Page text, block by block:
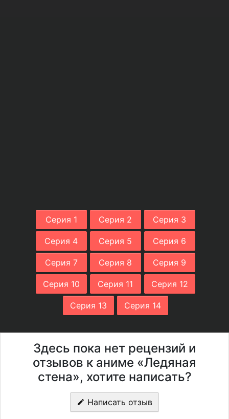
Серия 1 Серия 2 Серия 3
Серия 4 Серия 5 Серия 6
Серия 7 Серия 8 Серия 9
Серия 10 Серия 11 Серия 12
Серия 13 Серия 14
Здесь пока нет рецензий и
отзывов к аниме «Ледяная
стена», хотите написать?
Написать отзыв